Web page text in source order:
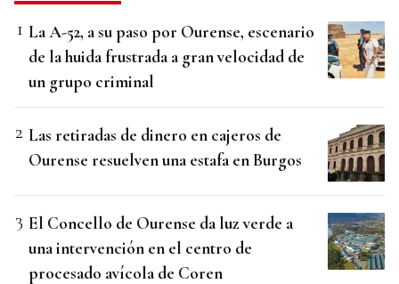
La A-52, a su paso por Ourense, escenario
de la huida frustrada a gran velocidad de
un grupo criminal
Las retiradas de dinero en cajeros de
Ourense resuelven una estafa en Burgos
El Concello de Ourense da luz verde a
una intervención en el centro de
procesado avícola de Coren